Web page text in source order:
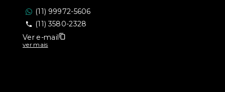
(11) 99972-5606
(11) 3580-2328
Ver e-mail
ver mais